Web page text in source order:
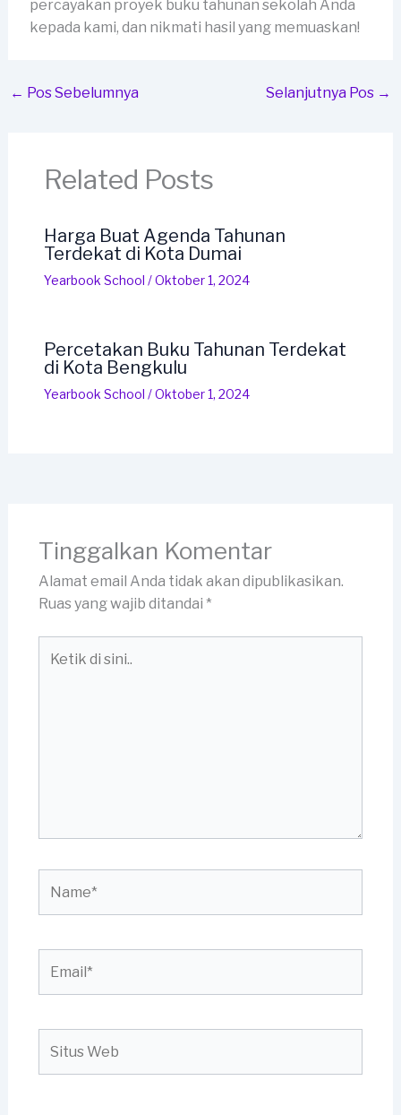
percayakan proyek buku tahunan sekolah Anda
kepada kami, dan nikmati hasil yang memuaskan!
← Pos Sebelumnya Selanjutnya Pos →
Related Posts
Harga Buat Agenda Tahunan
Terdekat di Kota Dumai
Yearbook School /Oktober 1, 2024
Percetakan Buku Tahunan Terdekat
di Kota Bengkulu
Yearbook School /Oktober 1, 2024
Tinggalkan Komentar
Alamat email Anda tidak akan dipublikasikan.
Ruas yang wajib ditandai *
Web